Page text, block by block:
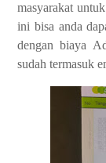
masyarakat
ini bisa anda
dengan biaya
sudah termasuk